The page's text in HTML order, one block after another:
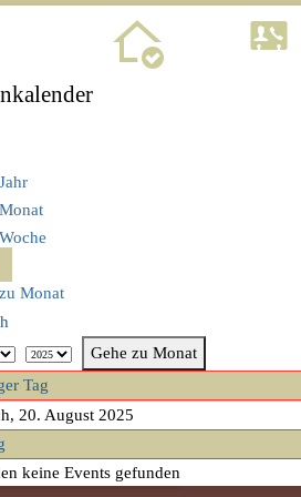
Monat
Gehe zu Monat
Tag
20. August 2025
keine Events gefunden